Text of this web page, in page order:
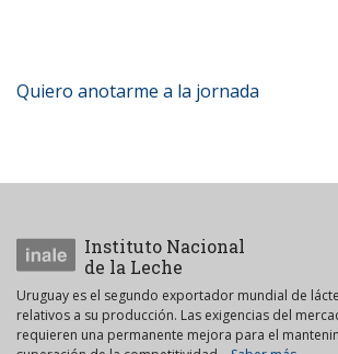
Quiero anotarme a la jornada
Instituto Nacional
de la Leche
Uruguay es el segundo exportador mundial de
relativos a su producción. Las exigencias del
requieren una permanente mejora para el